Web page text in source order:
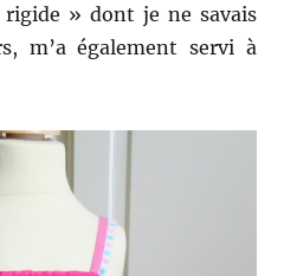
» dont je ne savais
m’a également servi à